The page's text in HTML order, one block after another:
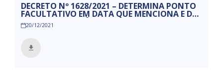
DECRETO Nº 1628/2021 – DETERMINA PONTO
FACULTATIVO EM DATA QUE MENCIONA E DÁ
OUTRAS PROVIDÊNCIAS.
20/12/2021